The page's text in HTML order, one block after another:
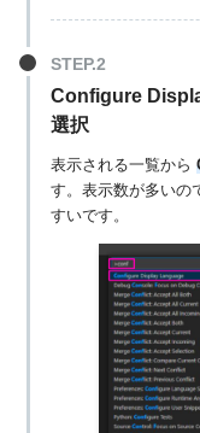
Configure
選択
表示される一覧から
す。表示数が多いの
すいです。